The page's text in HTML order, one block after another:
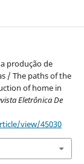
produção de
/ The paths of the
of home in
Eletrônica De
view/45030